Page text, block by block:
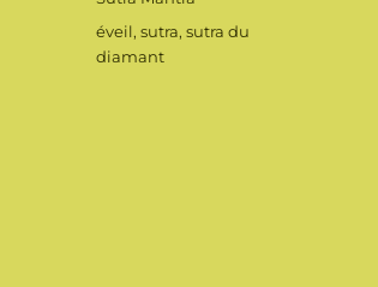
Étiquettes
éveil,sutra,sutra du
diamant